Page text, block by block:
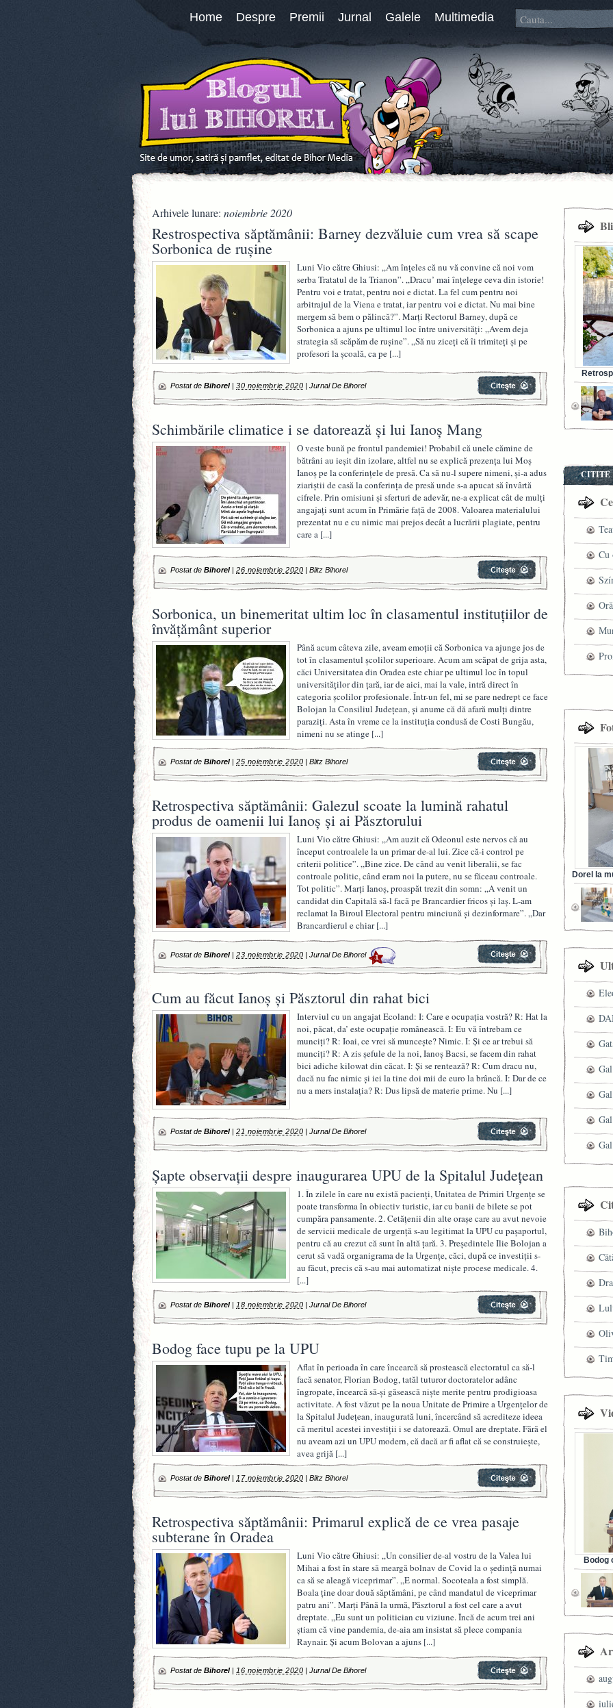
Home Despre Premii Jurnal Galele Multimedia
Arhivele lunare: noiembrie 2020
Restrospectiva săptămânii: Barney dezvăluie cum vrea să scape
Sorbonica de rușine
Luni Vio către Ghiusi: „Am înțeles că nu vă convine că noi vom
serba Tratatul de la Trianon”. „Dracu’ mai înțelege ceva din istorie!
Pentru voi e tratat, pentru noi e dictat. La fel cum pentru noi
arbitrajul de la Viena e tratat, iar pentru voi e dictat. Nu mai bine
mergem să bem o pălincă?”. Marți Rectorul Barney, după ce
Sorbonica a ajuns pe ultimul loc între universități: „Avem deja
strategia să scăpăm de rușine”. „Să nu ziceți că îi trimiteți și pe
profesori la școală, ca pe [...]
Postat de Bihorel| 30 noiembrie 2020 |Jurnal De Bihorel
Schimbările climatice i se datorează și lui Ianoș Mang
O veste bună pe frontul pandemiei! Probabil că unele cămine de
bătrâni au ieșit din izolare, altfel nu se explică prezența lui Moș
Ianoș pe la conferințele de presă. Ca să nu-l supere nimeni, și-a adus
ziariștii de casă la conferința de presă unde s-a apucat să învârtă
cifrele. Prin omisiuni și sferturi de adevăr, ne-a explicat cât de mulți
angajați sunt acum în Primărie față de 2008. Valoarea materialului
prezentat nu e cu nimic mai prejos decât a lucrării plagiate, pentru
care a [...]
Postat de Bihorel| 26 noiembrie 2020 |Blitz Bihorel
Sorbonica, un binemeritat ultim loc în clasamentul instituțiilor de
învățământ superior
Până acum câteva zile, aveam emoții că Sorbonica va ajunge jos de
tot în clasamentul școlilor superioare. Acum am scăpat de grija asta,
căci Universitatea din Oradea este chiar pe ultimul loc în topul
universităţilor din ţară, iar de aici, mai la vale, intră direct în
categoria şcolilor profesionale. Într-un fel, mi se pare nedrept ce face
Bolojan la Consiliul Județean, şi anume că dă afară mulţi dintre
paraziţi. Asta în vreme ce la instituţia condusă de Costi Bungău,
nimeni nu se atinge [...]
Postat de Bihorel| 25 noiembrie 2020 |Blitz Bihorel
Retrospectiva săptămânii: Galezul scoate la lumină rahatul
produs de oamenii lui Ianoș și ai Păsztorului
Luni Vio către Ghiusi: „Am auzit că Odeonul este nervos că au
început controalele la un primar de-al lui. Zice că-i control pe
criterii politice”. „Bine zice. De când au venit liberalii, se fac
controale politic, când eram noi la putere, nu se făceau controale.
Tot politic”. Marți Ianoș, proaspăt trezit din somn: „A venit un
candidat din Capitală să-l facă pe Brancardier fricos și laș. L-am
reclamat la Biroul Electoral pentru minciună și dezinformare”. „Dar
Brancardierul e chiar[...]
Postat de Bihorel| 23 noiembrie 2020 |Jurnal De Bihorel 1
Cum au făcut Ianoș și Păsztorul din rahat bici
Interviul cu un angajat Ecoland: I: Care e ocupația vostră? R: Hat la
noi, păcat, da’ este ocupație românească. I: Eu vă întrebam ce
munciți? R: Ioai, ce vrei să muncește? Nimic. I: Și ce ar trebui să
munciți? R: A zis șefule de la noi, Ianoș Bacsi, se facem din rahat
bici adiche kilowat din căcat. I: Și se rentează? R: Cum dracu nu,
dacă nu fac nimic și iei la tine doi mii de euro la brâncă. I: Dar de ce
nu a mers instalația? R: Dus lipsă de materie prime. Nu [...]
Postat de Bihorel| 21 noiembrie 2020 |Jurnal De Bihorel
Șapte observații despre inaugurarea UPU de la Spitalul Județean
1. În zilele în care nu există pacienți, Unitatea de Primiri Urgențe se
poate transforma în obiectiv turistic, iar cu banii de bilete se pot
cumpăra pansamente. 2. Cetățenii din alte orașe care au avut nevoie
de servicii medicale de urgență s-au legitimat la UPU cu pașaportul,
pentru că au crezut că sunt în altă țară. 3. Președintele Ilie Bolojan a
cerut să vadă organigrama de la Urgențe, căci, după ce investiții s-
au făcut, precis că s-au mai automatizat niște procese medicale. 4.
[...]
Postat de Bihorel| 18 noiembrie 2020 |Jurnal De Bihorel
Bodog face tupu pe la UPU
Aflat în perioada în care încearcă să prostească electoratul ca să-l
facă senator, Florian Bodog, tatăl tuturor doctoratelor adânc
îngropate, încearcă să-și găsească niște merite pentru prodigioasa
activitate. A fost văzut pe la noua Unitate de Primire a Urgenţelor de
la Spitalul Judeţean, inaugurată luni, încercând să acrediteze ideea
că meritul acestei investiții i se datorează. Omul are dreptate. Fără el
nu aveam azi un UPU modern, că dacă ar fi aflat că se construiește,
avea grijă [...]
Postat de Bihorel| 17 noiembrie 2020 |Blitz Bihorel
Retrospectiva săptămânii: Primarul explică de ce vrea pasaje
subterane în Oradea
Luni Vio către Ghiusi: „Un consilier de-al vostru de la Valea lui
Mihai a fost în stare să meargă bolnav de Covid la o ședință numai
ca să se aleagă viceprimar”. „E normal. Socoteala a fost simplă.
Boala ține doar două săptămâni, pe când mandatul de viceprimar
patru ani”. Marți Până la urmă, Păsztorul a fost cel care a avut
dreptate. „Eu sunt un politician cu viziune. Încă de acum trei ani
știam că vine pandemia, de-aia am insistat să plece compania
Raynair. Și acum Bolovan a ajuns [...]
Postat de Bihorel| 16 noiembrie 2020 |Jurnal De Bihorel
Bunul
CITITE
Cu
Dorel la
din
Bodog